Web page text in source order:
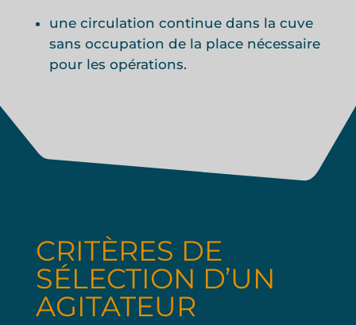
une circulation continue dans la cuve
sans occupation de la place nécessaire
pour les opérations.
CRITÈRES DE
SÉLECTION D’UN
AGITATEUR